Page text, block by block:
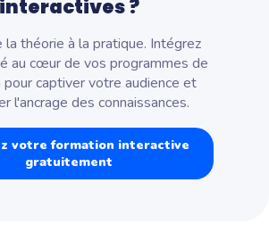
interactives ?
la théorie à la pratique. Intégrez
au cœur de vos programmes de
captiver votre audience et
l'ancrage des connaissances.
votre formation interactive
gratuitement